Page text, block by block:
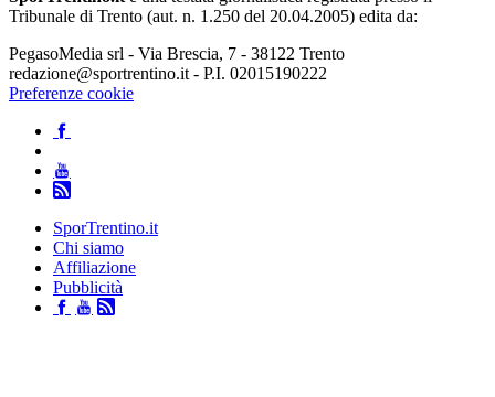
Tribunale di Trento (aut. n. 1.250 del 20.04.2005) edita da:
PegasoMedia srl - Via Brescia, 7 - 38122 Trento
redazione@sportrentino.it - P.I. 02015190222
Preferenze cookie
SporTrentino.it
Chi siamo
Affiliazione
Pubblicità